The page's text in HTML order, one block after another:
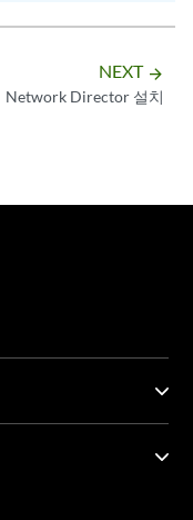
NEXT arrow_forward
Network Director 설치